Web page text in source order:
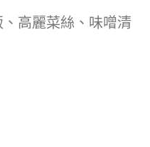
、高麗菜絲、味噌清